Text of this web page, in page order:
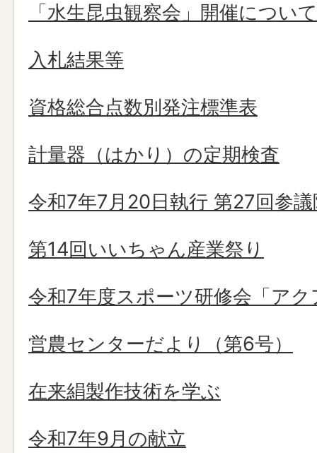
「水生昆虫観察会」開催について
入札結果等
資格総合点数別発注標準表
計量器（はかり）の定期検査
令和7年7月20日執行 第27回参
第14回いいちゃん産業祭り
令和7年度スポーツ研修会「ア
営農センターだより（第6号）
在来絹製作技術を学ぶ
令和7年9月の献立